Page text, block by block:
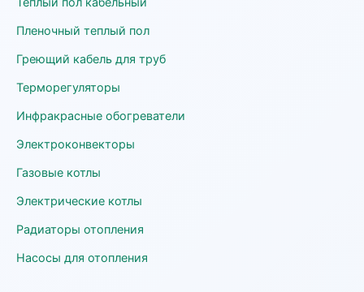
Пленочный теплый пол
Греющий кабель для труб
Терморегуляторы
Инфракрасные обогреватели
Электроконвекторы
Газовые котлы
Электрические котлы
Радиаторы отопления
Насосы для отопления